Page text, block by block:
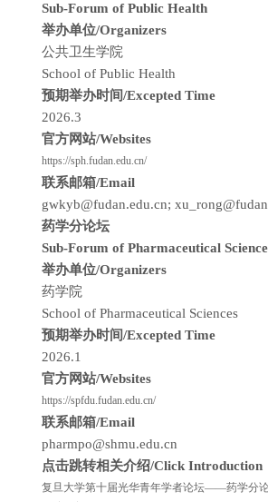
Sub-Forum of Public Health
举办单位/Organizers
公共卫生学院
School of Public Health
预期举办时间/Excepted Time
2026.3
官方网站/Websites
https://sph.fudan.edu.cn/
联系邮箱/Email
gwkyb@fudan.edu.cn;
药学分论坛
Sub-Forum of Pharmaceutical
举办单位/Organizers
药学院
School of Pharmaceutical Sciences
预期举办时间/Excepted Time
2026.1
官方网站/Websites
https://spfdu.fudan.edu.cn/
联系邮箱/Email
pharmpo@shmu.edu.cn
点击跳转相关介绍/Click Introduction
复旦大学第十届光华青年学者论坛——药学分